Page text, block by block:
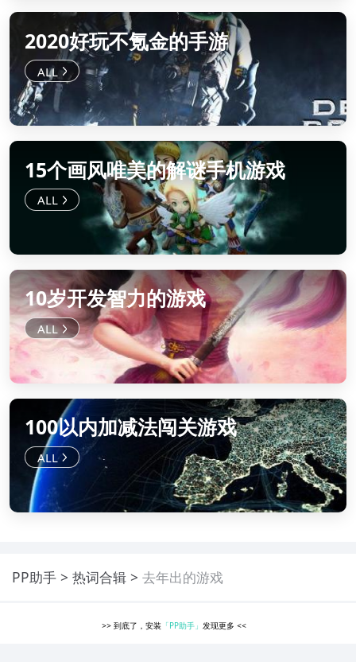
2020好玩不氪金的手游
15个画风唯美的解谜手机游戏
10岁开发智力的游戏
100以内加减法闯关游戏
PP助手 热词合辑 去年出的游戏
>> 到底了，安装 「PP助手」发现更多<<